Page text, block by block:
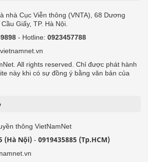
nhà Cục Viễn thông (VNTA), 68 Dương
Giấy, TP. Hà Nội.
- Hotline: 0923457788
All rights reserved. Chỉ được phát hành
này khi có sự đồng ý bằng văn bản của
thông VietNamNet
(Hà Nội) - 0919435885 (Tp.HCM)